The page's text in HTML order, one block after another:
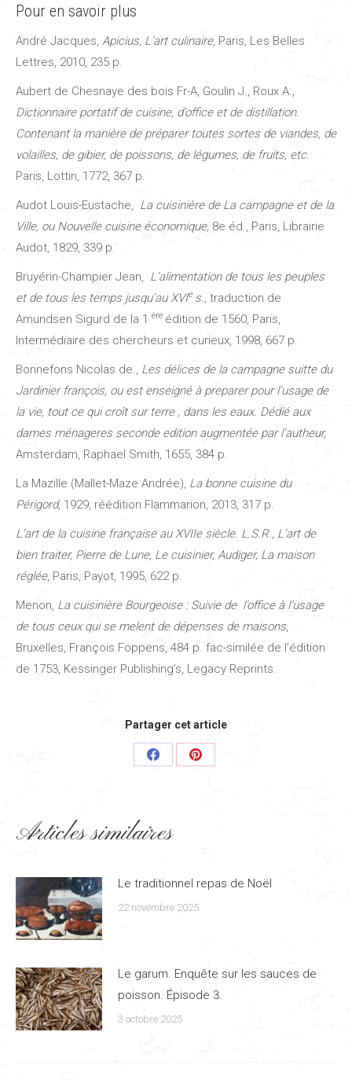
Pour en savoir plus
André Jacques, Apicius, L’art culinaire, Paris, Les Belles
Lettres, 2010, 235 p.
Aubert de Chesnaye des bois Fr-A, Goulin J., Roux A.,
Dictionnaire portatif de cuisine, d’office et de distillation.
Contenant la manière de préparer toutes sortes de viandes, de
volailles, de gibier, de poissons, de légumes, de fruits, etc.
Paris, Lottin, 1772, 367 p.
Audot Louis-Eustache, La cuisinière de La campagne et de la
Ville, ou Nouvelle cuisine économique, 8e éd., Paris, Librairie
Audot, 1829, 339 p.
Bruyérin-Champier Jean, L’alimentation de tous les peuples
et de tous les temps jusqu’au XVIe s., traduction de
Amundsen Sigurd de la 1 ère édition de 1560, Paris,
Intermédiaire des chercheurs et curieux, 1998, 667 p.
Bonnefons Nicolas de., Les délices de la campagne suitte du
Jardinier françois, ou est enseigné à preparer pour l’usage de
la vie, tout ce qui croît sur terre , dans les eaux. Dédié aux
dames ménageres seconde edition augmentée par l’autheur,
Amsterdam, Raphael Smith, 1655, 384 p.
La Mazille (Mallet-Maze Andrée), La bonne cuisine du
Périgord, 1929, réédition Flammarion, 2013, 317 p.
L’art de la cuisine française au XVIIe siècle. L.S.R., L’art de
bien traiter, Pierre de Lune, Le cuisinier, Audiger, La maison
réglée, Paris, Payot, 1995, 622 p.
Menon, La cuisinière Bourgeoise : Suivie de l’office à l’usage
de tous ceux qui se melent de dépenses de maisons,
Bruxelles, François Foppens, 484 p. fac-similée de l’édition
de 1753, Kessinger Publishing’s, Legacy Reprints.
Partager cet article
Share
Share
Articles similaires
Le traditionnel repas de Noël
22 novembre 2025
Le garum. Enquête sur les sauces de
poisson. Épisode 3.
3 octobre 2025